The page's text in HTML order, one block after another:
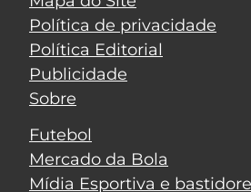
Política de privacidade
Política Editorial
Publicidade
Sobre
Futebol
Mercado da Bola
Mídia Esportiva e